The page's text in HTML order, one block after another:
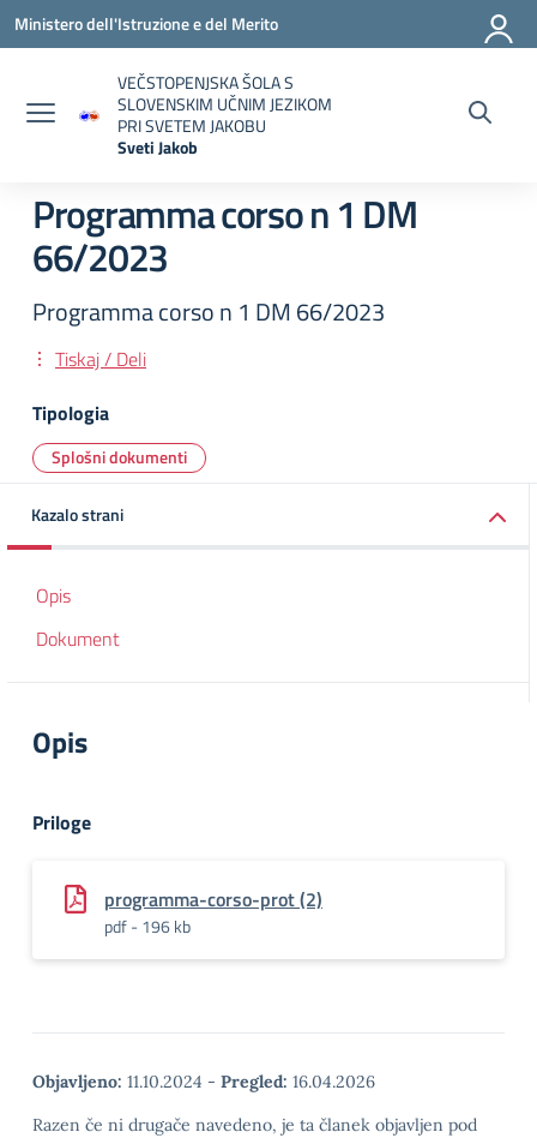
Vai ai contenuti
Vai al menu di navigazione
Vai al footer
Ministero dell'Istruzione e del Merito
VEČSTOPENJSKA ŠOLA S
SLOVENSKIM UČNIM JEZIKOM
PRI SVETEM JAKOBU
Sveti Jakob
Programma corso n 1 DM
66/2023
Programma corso n 1 DM 66/2023
Tiskaj / Deli
Tipologia
Splošni dokumenti
Kazalo strani
Opis
Dokument
Opis
Priloge
programma-corso-prot (2)
pdf - 196 kb
Objavljeno: 11.10.2024 - Pregled: 16.04.2026
Razen če ni drugače navedeno, je ta članek objavljen pod